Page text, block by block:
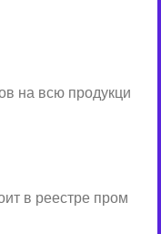
на всю продукци
в реестре пром